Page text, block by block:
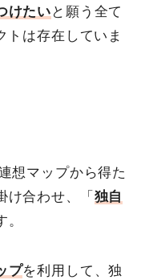
けたい と願う全て
トは存在していま
想マップから得た
け合わせ、「 独自
プを利用して、独